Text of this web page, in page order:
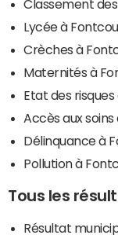
Classement
Lycée à
Crèches à
Maternités à
Etat des
Accès aux
Délinquance à
Pollution à
Tous les
Résultat